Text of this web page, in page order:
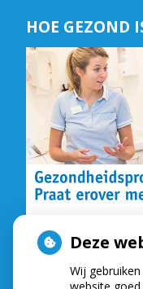
HOE GEZOND
Deze
Wij